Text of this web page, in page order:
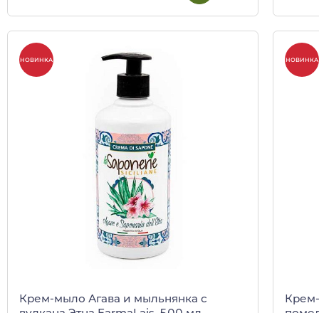
НОВИНКА
Крем-мыло Агава и мыльнянка с
НОВИНКА